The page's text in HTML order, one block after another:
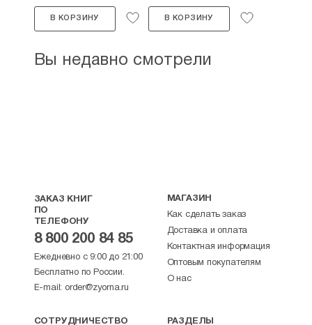
В КОРЗИНУ В КОРЗИНУ
Вы недавно смотрели
ЗАКАЗ КНИГ
ПО
ТЕЛЕФОНУ
8 800 200 84 85
Ежедневно с 9:00 до 21:00
Бесплатно по России.
E-mail: order@zyorna.ru
МАГАЗИН
Как сделать заказ
Доставка и оплата
Контактная информация
Оптовым покупателям
О нас
СОТРУДНИЧЕСТВО РАЗДЕЛЫ